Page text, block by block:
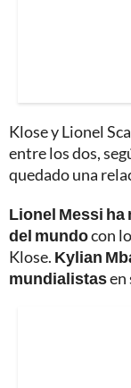
Klose y Lionel
entre los dos,
quedado una
Lionel Messi ha
del mundocon
Klose. Kylian
mundialistasen